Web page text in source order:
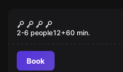
Escape the Worlds
2-6 people12+60 min.
Book